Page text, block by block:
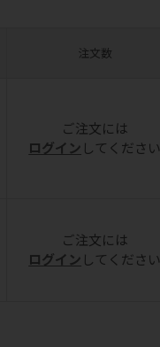
注文数
ご注文には
ログイン してください
ご注文には
ログイン してください